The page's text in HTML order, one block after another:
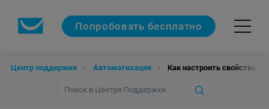
Попробовать бесплатно
Центр поддержки Автоматизация Как настроить свойства